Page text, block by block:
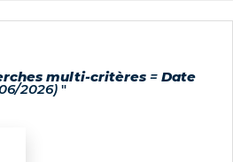
multi-critères = Date
2026) "